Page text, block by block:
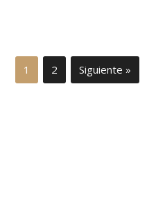
1 2 Siguiente »